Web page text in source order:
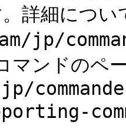
詳細につ
jp/
マンドのペ